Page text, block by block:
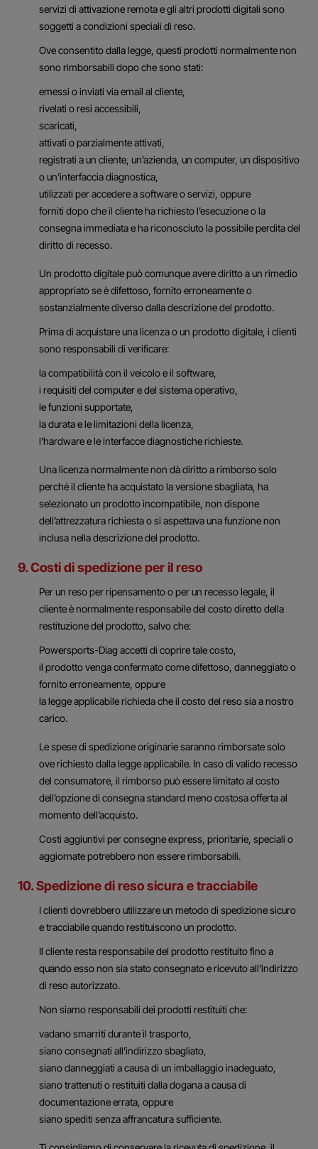
servizi di attivazione remota e gli altri prodotti digitali sono
soggetti a condizioni speciali di reso.
Ove consentito dalla legge, questi prodotti normalmente non
sono rimborsabili dopo che sono stati:
emessi o inviati via email al cliente,
rivelati o resi accessibili,
scaricati,
attivati o parzialmente attivati,
registrati a un cliente, un’azienda, un computer, un dispositivo
o un’interfaccia diagnostica,
utilizzati per accedere a software o servizi, oppure
forniti dopo che il cliente ha richiesto l’esecuzione o la
consegna immediata e ha riconosciuto la possibile perdita del
diritto di recesso.
Un prodotto digitale può comunque avere diritto a un rimedio
appropriato se è difettoso, fornito erroneamente o
sostanzialmente diverso dalla descrizione del prodotto.
Prima di acquistare una licenza o un prodotto digitale, i clienti
sono responsabili di verificare:
la compatibilità con il veicolo e il software,
i requisiti del computer e del sistema operativo,
le funzioni supportate,
la durata e le limitazioni della licenza,
l’hardware e le interfacce diagnostiche richieste.
Una licenza normalmente non dà diritto a rimborso solo
perché il cliente ha acquistato la versione sbagliata, ha
selezionato un prodotto incompatibile, non dispone
dell’attrezzatura richiesta o si aspettava una funzione non
inclusa nella descrizione del prodotto.
9. Costi di spedizione per il reso
Per un reso per ripensamento o per un recesso legale, il
cliente è normalmente responsabile del costo diretto della
restituzione del prodotto, salvo che:
Powersports-Diag accetti di coprire tale costo,
il prodotto venga confermato come difettoso, danneggiato o
fornito erroneamente, oppure
la legge applicabile richieda che il costo del reso sia a nostro
carico.
Le spese di spedizione originarie saranno rimborsate solo
ove richiesto dalla legge applicabile. In caso di valido recesso
del consumatore, il rimborso può essere limitato al costo
dell’opzione di consegna standard meno costosa offerta al
momento dell’acquisto.
Costi aggiuntivi per consegne express, prioritarie, speciali o
aggiornate potrebbero non essere rimborsabili.
10. Spedizione di reso sicura e tracciabile
I clienti dovrebbero utilizzare un metodo di spedizione sicuro
e tracciabile quando restituiscono un prodotto.
Il cliente resta responsabile del prodotto restituito fino a
quando esso non sia stato consegnato e ricevuto all’indirizzo
di reso autorizzato.
Non siamo responsabili dei prodotti restituiti che:
vadano smarriti durante il trasporto,
siano consegnati all’indirizzo sbagliato,
siano danneggiati a causa di un imballaggio inadeguato,
siano trattenuti o restituiti dalla dogana a causa di
documentazione errata, oppure
siano spediti senza affrancatura sufficiente.